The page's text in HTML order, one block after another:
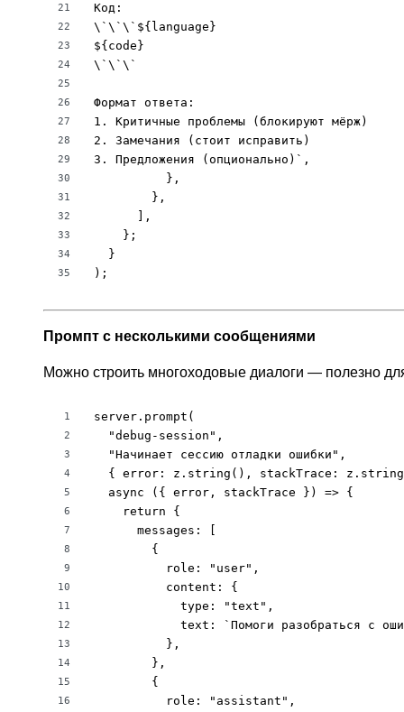
21
22
23
24
25
26
27
28
29
30
31
32
33
34
35
Код:
\`\`\`${language}
${code}
\`\`\`
Формат ответа:
1. Критичные проблемы (блокируют мёрж)
2. Замечания (стоит исправить)
3. Предложения (опционально)`,
          },
        },
      ],
    };
  }
);
Промпт с несколькими сообщениями
Можно строить многоходовые диалоги — полезно
1
2
3
4
5
6
7
8
9
10
11
12
13
14
15
16
server.prompt(
  "debug-session",
  "Начинает сессию отладки ошибки",
{ error: z.string(), stackTrace:
  async ({ error, stackTrace }) => {
    return {
      messages: [
        {
          role: "user",
          content: {
            type: "text",
text: `Помоги разобраться с
          },
        },
        {
          role: "assistant",